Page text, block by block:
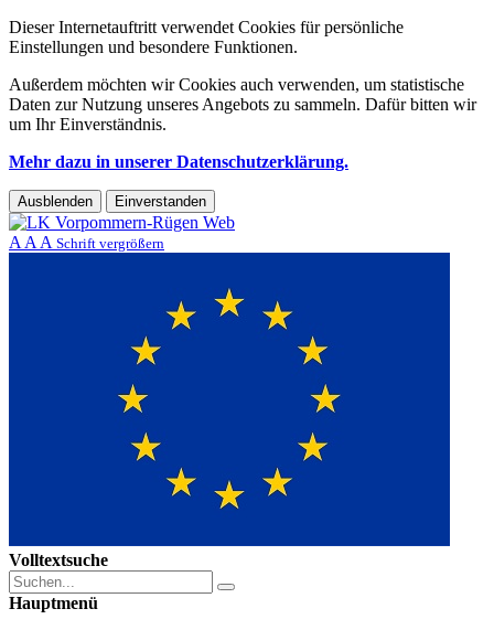
Dieser Internetauftritt verwendet Cookies für persönliche
Einstellungen und besondere Funktionen.
Außerdem möchten wir Cookies auch verwenden, um statistische
Daten zur Nutzung unseres Angebots zu sammeln. Dafür bitten wir
um Ihr Einverständnis.
Mehr dazu in unserer Datenschutzerklärung.
Ausblenden Einverstanden
A A A Schrift vergrößern
Volltextsuche
Hauptmenü